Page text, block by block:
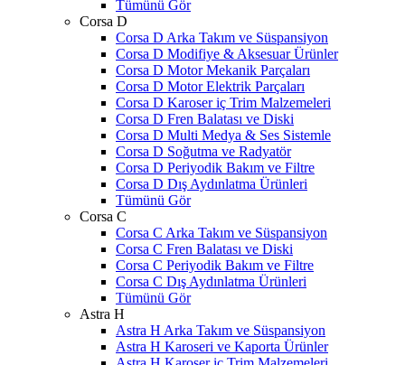
Tümünü Gör
Corsa D
Corsa D Arka Takım ve Süspansiyon
Corsa D Modifiye & Aksesuar Ürünler
Corsa D Motor Mekanik Parçaları
Corsa D Motor Elektrik Parçaları
Corsa D Karoser iç Trim Malzemeleri
Corsa D Fren Balatası ve Diski
Corsa D Multi Medya & Ses Sistemle
Corsa D Soğutma ve Radyatör
Corsa D Periyodik Bakım ve Filtre
Corsa D Dış Aydınlatma Ürünleri
Tümünü Gör
Corsa C
Corsa C Arka Takım ve Süspansiyon
Corsa C Fren Balatası ve Diski
Corsa C Periyodik Bakım ve Filtre
Corsa C Dış Aydınlatma Ürünleri
Tümünü Gör
Astra H
Astra H Arka Takım ve Süspansiyon
Astra H Karoseri ve Kaporta Ürünler